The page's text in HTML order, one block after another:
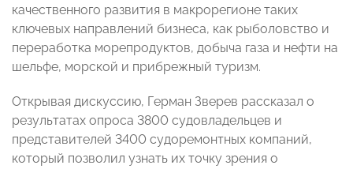
качественного развития в макрорегионе таких
ключевых направлений бизнеса, как рыболовство и
переработка морепродуктов, добыча газа и нефти на
шельфе, морской и прибрежный туризм.
Открывая дискуссию, Герман Зверев рассказал о
результатах опроса 3800 судовладельцев и
представителей 3400 судоремонтных компаний,
который позволил узнать их точку зрения о